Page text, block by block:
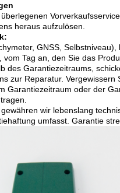
heraus aufzulösen.
GNSS,
vom Tag an, den Sie das
des Garantiezeitraums,
zur Reparatur.
Garantiezeitraum oder der
wir lebenslang
umfasst. Garantie